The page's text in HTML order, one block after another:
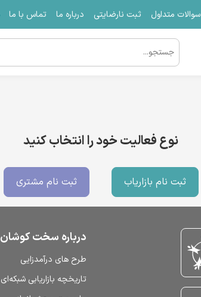
سوالات متداول ثبت نارضایتی درباره ما تماس با ما
نوع فعالیت خود را انتخاب کنید
ثبت نام بازاریاب ثبت نام مشتری
درباره سخت کوشان
طرح‌ های درآمدزایی
تاریخچه بازاریابی شبکه‌ای